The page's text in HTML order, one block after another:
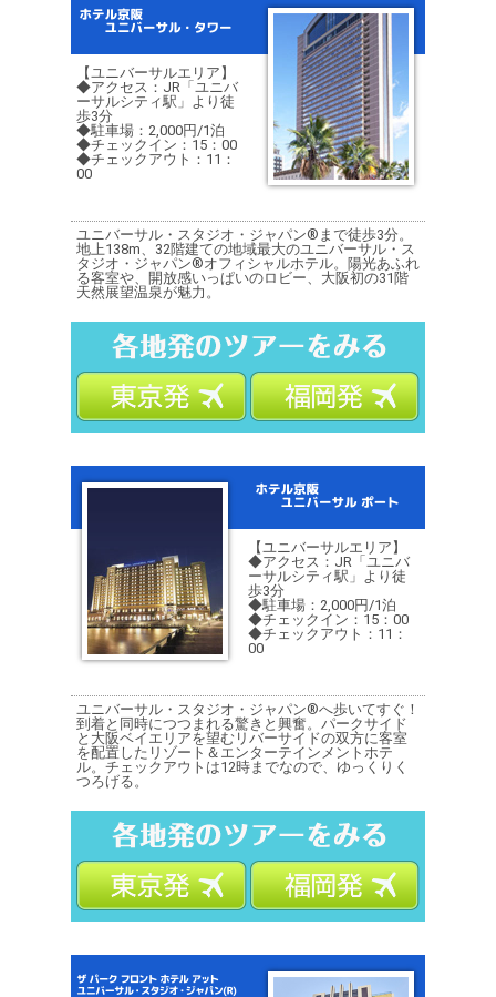
【ユニバーサルエリア】
◆アクセス：JR「ユニバ
ーサルシティ駅」より徒
歩3分
◆駐車場：2,000円/1泊
◆チェックイン：15：00
◆チェックアウト：11：
00
ユニバーサル・スタジオ・ジャパン®まで徒歩3分。
地上138m、32階建ての地域最大のユニバーサル・ス
タジオ・ジャパン®オフィシャルホテル。陽光あふれ
る客室や、開放感いっぱいのロビー、大阪初の31階
天然展望温泉が魅力。
【ユニバーサルエリア】
◆アクセス：JR「ユニバ
ーサルシティ駅」より徒
歩3分
◆駐車場：2,000円/1泊
◆チェックイン：15：00
◆チェックアウト：11：
00
ユニバーサル・スタジオ・ジャパン®へ歩いてすぐ！
到着と同時につつまれる驚きと興奮。パークサイド
と大阪ベイエリアを望むリバーサイドの双方に客室
を配置したリゾート＆エンターテインメントホテ
ル。チェックアウトは12時までなので、ゆっくりく
つろげる。